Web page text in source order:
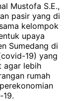
Mustofa S.E.,
pasir yang di
kelompok
upaya
Sumedang di
19) yang
agar lebih
rumah